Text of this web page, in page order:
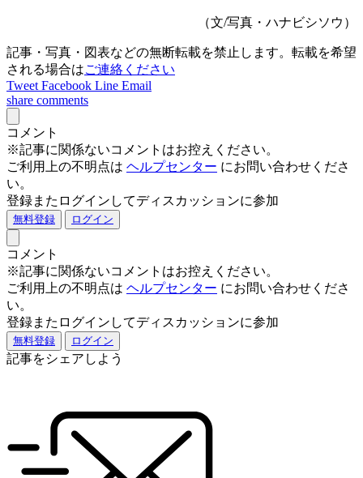
（文/写真・ハナビシソウ）
記事・写真・図表などの無断転載を禁止します。転載を希望
される場合はご連絡ください
Tweet Facebook Line Email
share comments
コメント
※記事に関係ないコメントはお控えください。
ご利用上の不明点は ヘルプセンター にお問い合わせくださ
い。
登録またログインしてディスカッションに参加
無料登録 ログイン
コメント
※記事に関係ないコメントはお控えください。
ご利用上の不明点は ヘルプセンター にお問い合わせくださ
い。
登録またログインしてディスカッションに参加
無料登録 ログイン
記事をシェアしよう